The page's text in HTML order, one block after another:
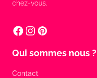
chez-vous.
Qui sommes nous ?
Contact